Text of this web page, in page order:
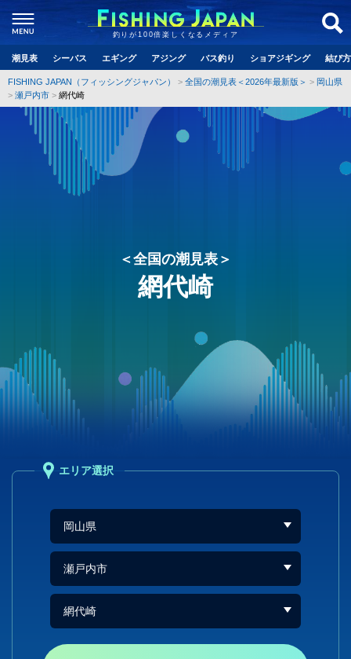
釣りが100倍楽しくなるメディア
潮見表 シーバス エギング アジング バス釣り ショアジギング 結び
FISHING JAPAN（フィッシングジャパン） 全国の潮見表＜2026年最新版＞
岡山県
瀬戸内市
網代崎
＜全国の潮見表＞
網代崎
エリア選択